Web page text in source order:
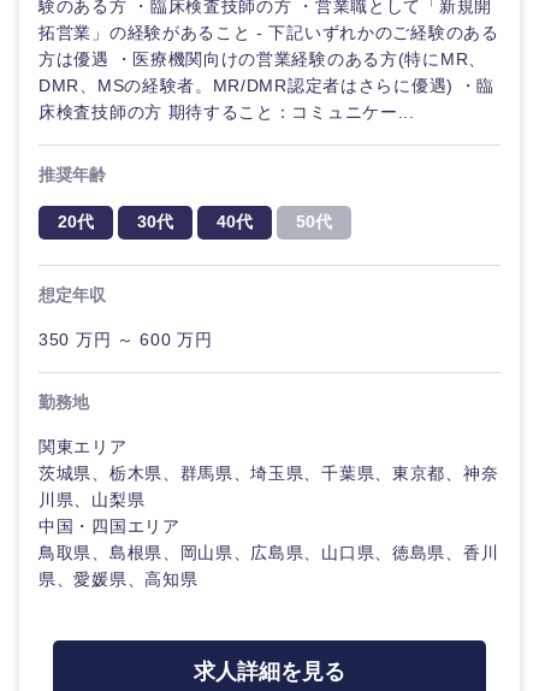
験のある方 ・臨床検査技師の方 ・営業職として「新規開
拓営業」の経験があること - 下記いずれかのご経験のある
方は優遇 ・医療機関向けの営業経験のある方(特にMR、
DMR、MSの経験者。MR/DMR認定者はさらに優遇) ・臨
床検査技師の方 期待すること：コミュニケー...
推奨年齢
20代 30代 40代 50代
想定年収
350 万円 ～ 600 万円
勤務地
関東エリア
茨城県、栃木県、群馬県、埼玉県、千葉県、東京都、神奈
川県、山梨県
中国・四国エリア
鳥取県、島根県、岡山県、広島県、山口県、徳島県、香川
県、愛媛県、高知県
求人詳細を見る